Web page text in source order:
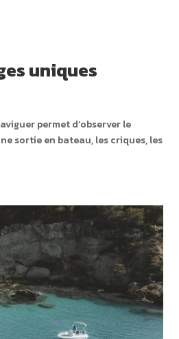
uniques
permet d’observer le
sortie en bateau, les criques, les